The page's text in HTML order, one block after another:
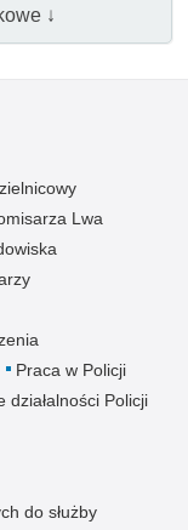
↓
Lwa
Praca w Policji
działalności Policji
do służby